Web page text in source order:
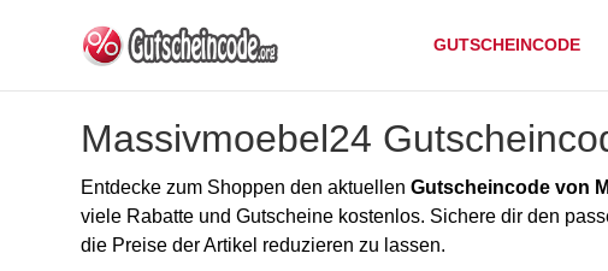
GUTSCHEINCODE
Massivmoebel24
Entdecke zum Shoppen den aktuellen Gutscheincode von
viele Rabatte und Gutscheine kostenlos. Sichere dir den
die Preise der Artikel reduzieren zu lassen.